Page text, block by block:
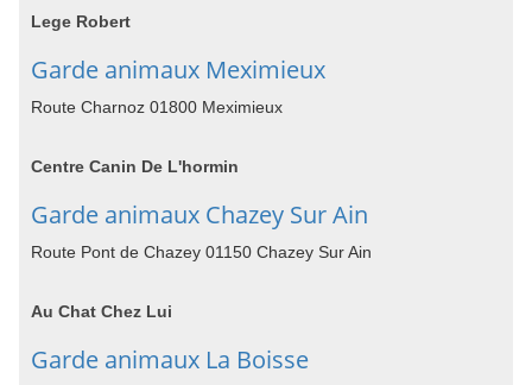
Lege Robert
Garde animaux Meximieux
Route Charnoz 01800 Meximieux
Centre Canin De L'hormin
Garde animaux Chazey Sur Ain
Route Pont de Chazey 01150 Chazey Sur Ain
Au Chat Chez Lui
Garde animaux La Boisse